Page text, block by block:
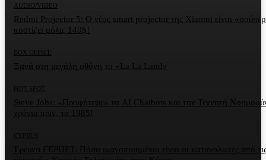
AUDIO/VIDEO
Redmi Projector 5: Ο νέος smart projector της Xiaomi είναι
κοστίζει μόλις 140$!
BOX OFFICE
Ξανά στη μεγάλη οθόνη το «La La Land»
HOT SPOT
Steve Jobs: «Προφήτεψε» τα AI Chatbots και την Τεχνητή
χρόνια πριν, το 1985!
CYPRUS
Έρευνα ΓΕΡΗΕΤ: Πόσο ικανοποιημένοι είναι οι καταναλωτές από